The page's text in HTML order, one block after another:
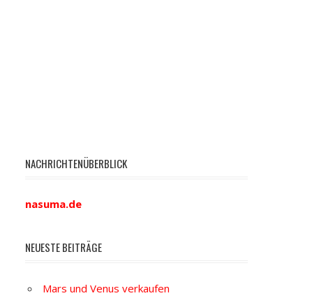
NACHRICHTENÜBERBLICK
nasuma.de
NEUESTE BEITRÄGE
Mars und Venus verkaufen